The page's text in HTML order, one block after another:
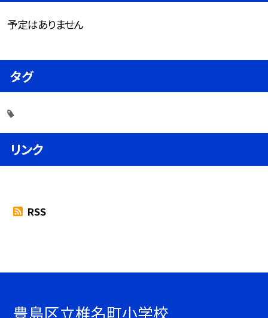
予定はありません
タグ
リンク
RSS
豊島区立椎名町小学校